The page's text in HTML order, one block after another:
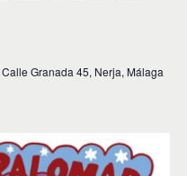
Calle Granada 45, Nerja, Málaga